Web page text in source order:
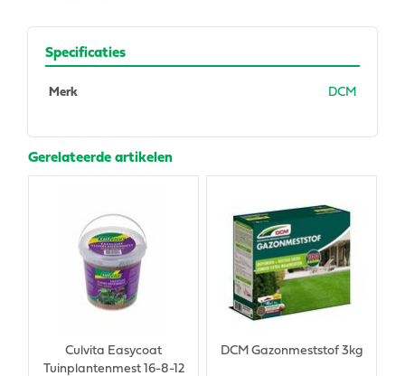
Specificaties
Merk DCM
Gerelateerde artikelen
Culvita Easycoat
Tuinplantenmest 16-8-12
DCM Gazonmeststof 3kg